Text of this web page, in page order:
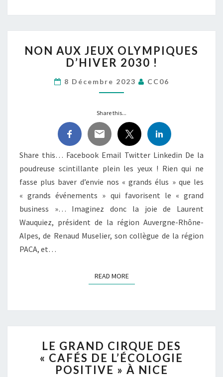
AUX
JEUX
D’HIVER
2030 !
NON AUX JEUX OLYMPIQUES
D’HIVER 2030 !
8 Décembre 2023 CC06
Share this...
Share this… Facebook Email Twitter Linkedin De la
poudreuse scintillante plein les yeux ! Rien qui ne
fasse plus baver d’envie nos « grands élus » que les
« grands événements » qui favorisent le « grand
business »… Imaginez donc la joie de Laurent
Wauquiez, président de la région Auvergne-Rhône-
Alpes, de Renaud Muselier, son collègue de la région
PACA, et…
READ MOREREAD MORE
GRAND
CIRQUE
DES
LE GRAND CIRQUE DES
« CAFÉS DE L’ÉCOLOGIE
POSITIVE » À NICE